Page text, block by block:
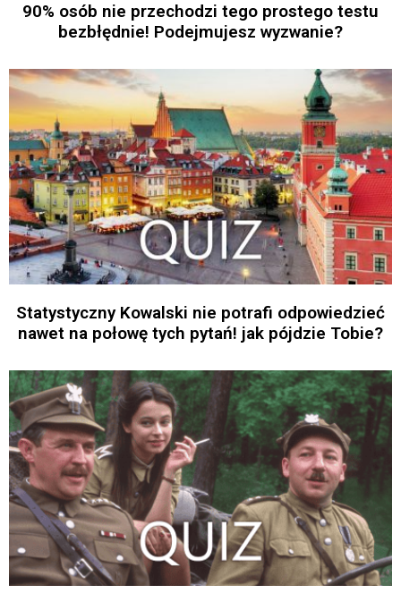
90% osób nie przechodzi tego prostego testu
bezbłędnie! Podejmujesz wyzwanie?
Statystyczny Kowalski nie potrafi odpowiedzieć
nawet na połowę tych pytań! jak pójdzie Tobie?